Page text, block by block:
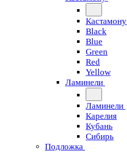
Кастамону
Black
Blue
Green
Red
Yellow
Ламинели
Ламинели
Карелия
Кубань
Сибирь
Подложка